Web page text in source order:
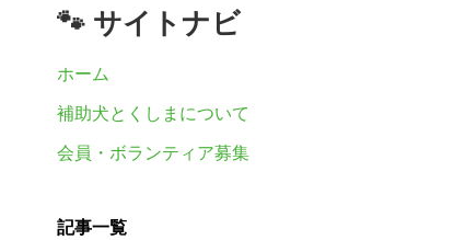
🐾 サイトナビ
ホーム
補助犬とくしまについて
会員・ボランティア募集
記事一覧